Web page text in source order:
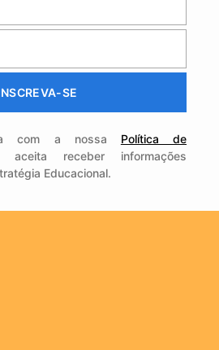
SE
com a nossa Política de
receber informações
Educacional.